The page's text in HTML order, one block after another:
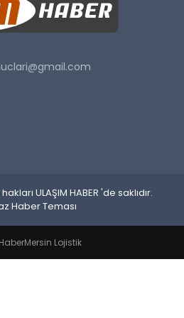
ULAŞIM HABER 'de saklıdır.
Haber Teması
Mersin Lojistik